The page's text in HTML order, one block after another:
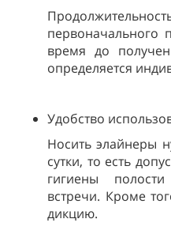
первоначального
время до
определяется
Удобство
Носить элайнеры
сутки, то есть
гигиены
встречи. Кроме
дикцию.